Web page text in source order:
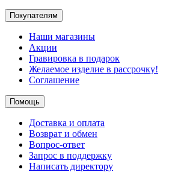
Покупателям
Наши магазины
Акции
Гравировка в подарок
Желаемое изделие в рассрочку!
Соглашение
Помощь
Доставка и оплата
Возврат и обмен
Вопрос-ответ
Запрос в поддержку
Написать директору